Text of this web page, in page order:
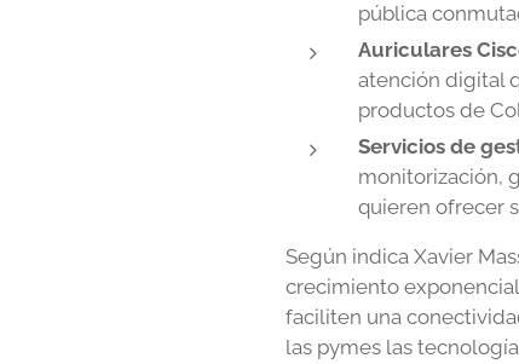
pública
Auriculares
atención digital
productos de
Servicios de
monitorización,
quieren ofrecer
Según indica Xavier
crecimiento
faciliten una
las pymes las